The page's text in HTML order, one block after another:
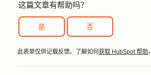
这篇文章有帮助吗？
是 否
此表单仅供记载反馈。了解如何 获取 HubSpot 帮助。